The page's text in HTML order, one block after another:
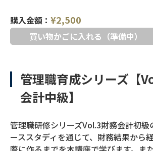
購入金額： ¥2,500
買い物かごに入れる（準備中）
管理職育成シリーズ【
会計中級】
管理職研修シリーズVol.3財務会計初級
ーススタディを通じて、財務結果から